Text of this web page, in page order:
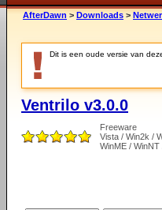
AfterDawn > Downloads >
Dit is een oude versie van
Ventrilo v3.0.0
Freeware
Vista / Win2k /
WinME / WinNT